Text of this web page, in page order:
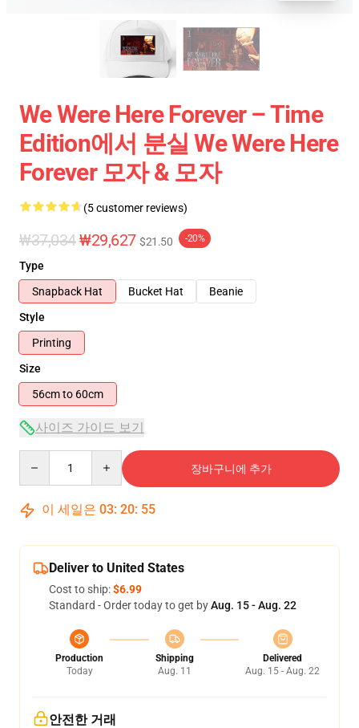
We Were Here Forever – Time
Edition에서 분실 We Were Here
Forever 모자 & 모자
(5 customer reviews)
₩37,034₩29,627 $21.50 -20%
Type
Snapback Hat
Bucket Hat
Beanie
Style
Printing
Size
56cm to 60cm
사이즈 가이드 보기
장바구니에 추가
이 세일은 03: 20: 54
Deliver to United States
Cost to ship:$6.99
Standard - Order today to get byAug. 15 - Aug. 22
Production
Today
Shipping
Aug. 11
Delivered
Aug. 15 - Aug. 22
안전한 거래